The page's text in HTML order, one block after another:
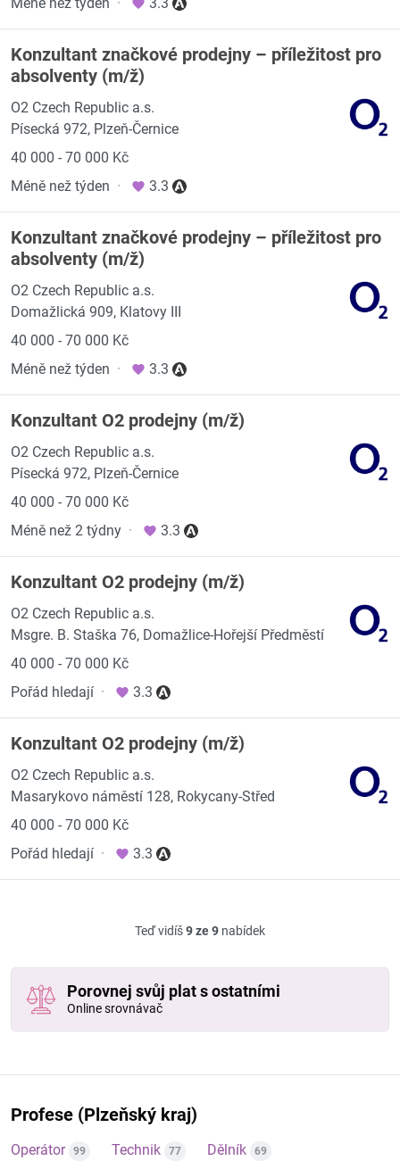
Konzultant značkové prodejny – příležitost pro
absolventy (m/ž)
O2 Czech Republic a.s.
Písecká 972, Plzeň-Černice
40 000 - 70 000 Kč
Méně než týden · 3.3
Konzultant značkové prodejny – příležitost pro
absolventy (m/ž)
O2 Czech Republic a.s.
Domažlická 909, Klatovy III
40 000 - 70 000 Kč
Méně než týden · 3.3
Konzultant O2 prodejny (m/ž)
O2 Czech Republic a.s.
Písecká 972, Plzeň-Černice
40 000 - 70 000 Kč
Méně než 2 týdny · 3.3
Konzultant O2 prodejny (m/ž)
O2 Czech Republic a.s.
Msgre. B. Staška 76, Domažlice-Hořejší Předměstí
40 000 - 70 000 Kč
Pořád hledají · 3.3
Konzultant O2 prodejny (m/ž)
O2 Czech Republic a.s.
Masarykovo náměstí 128, Rokycany-Střed
40 000 - 70 000 Kč
Pořád hledají · 3.3
Teď vidíš9 ze 9 nabídek
Porovnej svůj plat s ostatními
Online srovnávač
Profese (Plzeňský kraj)
Operátor 99 Technik 77 Dělník 69